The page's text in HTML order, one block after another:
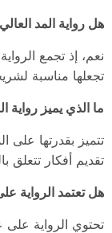
هل رواية المد
نعم، إذ تجمع
تجعلها مناسبة
ما الذي يميز رواية
تتميز بقدرتها على
تقديم أفكار تتعلق
هل تعتمد الرواية
تحتوي الرواية على